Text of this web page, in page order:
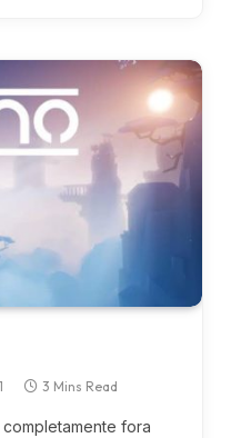
3 Mins Read
fora